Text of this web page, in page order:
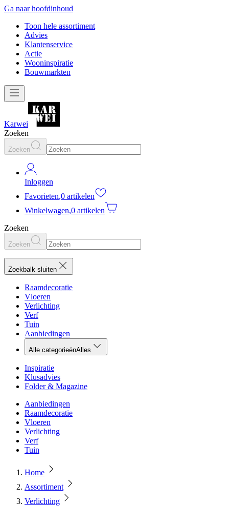
Ga naar hoofdinhoud
Toon hele assortiment
Advies
Klantenservice
Actie
Wooninspiratie
Bouwmarkten
Karwei
Zoeken
Zoeken
Inloggen
Favorieten,0 artikelen
Winkelwagen,0 artikelen
Zoeken
Zoeken
Zoekbalk sluiten
Raamdecoratie
Vloeren
Verlichting
Verf
Tuin
Aanbiedingen
Alle categorieënAlles
Inspiratie
Klusadvies
Folder & Magazine
Aanbiedingen
Raamdecoratie
Vloeren
Verlichting
Verf
Tuin
Home
Assortiment
Verlichting